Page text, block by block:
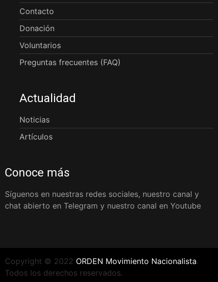
Contacto
Donación
Voluntarios
Preguntas frecuentes (FAQ)
Actualidad
Noticias
Artículos
Conoce más
Síguenos en nuestras redes sociales, nuestro canal y
chat abierto en Telegram y nuestro canal en Youtube
Copyright © 2022 ORDEN Movimiento Nacionalista.
Todos los derechos reservados.